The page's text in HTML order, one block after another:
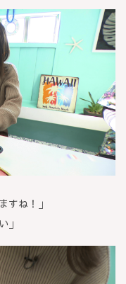
すね！」
」